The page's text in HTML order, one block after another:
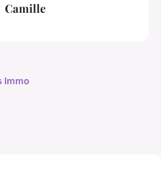
Camille
Immo